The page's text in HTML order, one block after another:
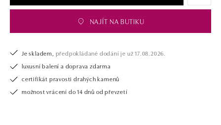
NAJÍT NA BUTIKU
Je skladem, předpokládané dodání je už 17.08.2026.
luxusní balení a doprava zdarma
certifikát pravosti drahých kamenů
možnost vrácení do 14 dnů od převzetí